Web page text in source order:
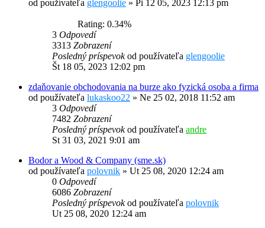
od používateľa glengoolie » Pi 12 05, 2023 12:13 pm
Rating: 0.34%
3 Odpovedí
3313 Zobrazení
Posledný príspevokod používateľa glengoolie
Št 18 05, 2023 12:02 pm
zdaňovanie obchodovania na burze ako fyzická osoba a firma
od používateľa lukaskoo22 » Ne 25 02, 2018 11:52 am
3 Odpovedí
7482 Zobrazení
Posledný príspevokod používateľa andre
St 31 03, 2021 9:01 am
Bodor a Wood & Company (sme.sk)
od používateľa polovnik » Ut 25 08, 2020 12:24 am
0 Odpovedí
6086 Zobrazení
Posledný príspevokod používateľa polovnik
Ut 25 08, 2020 12:24 am